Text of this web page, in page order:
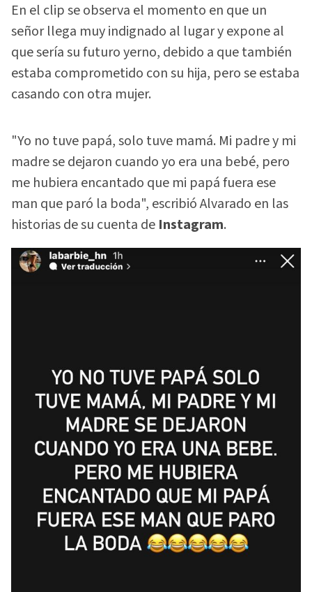
En el clip se observa el momento en que un
señor llega muy indignado al lugar y expone al
que sería su futuro yerno, debido a que también
estaba comprometido con su hija, pero se estaba
casando con otra mujer.
"Yo no tuve papá, solo tuve mamá. Mi padre y mi
madre se dejaron cuando yo era una bebé, pero
me hubiera encantado que mi papá fuera ese
man que paró la boda", escribió Alvarado en las
historias de su cuenta de Instagram.